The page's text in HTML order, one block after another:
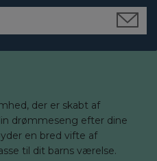
der er skabt af
drømmeseng efter dine
en bred vifte af
til dit barns værelse.